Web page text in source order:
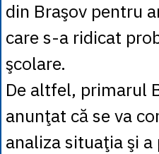
din Braşov pentru
care s-a ridicat
şcolare.
De altfel, primarul
anunţat că se va
analiza situaţia şi